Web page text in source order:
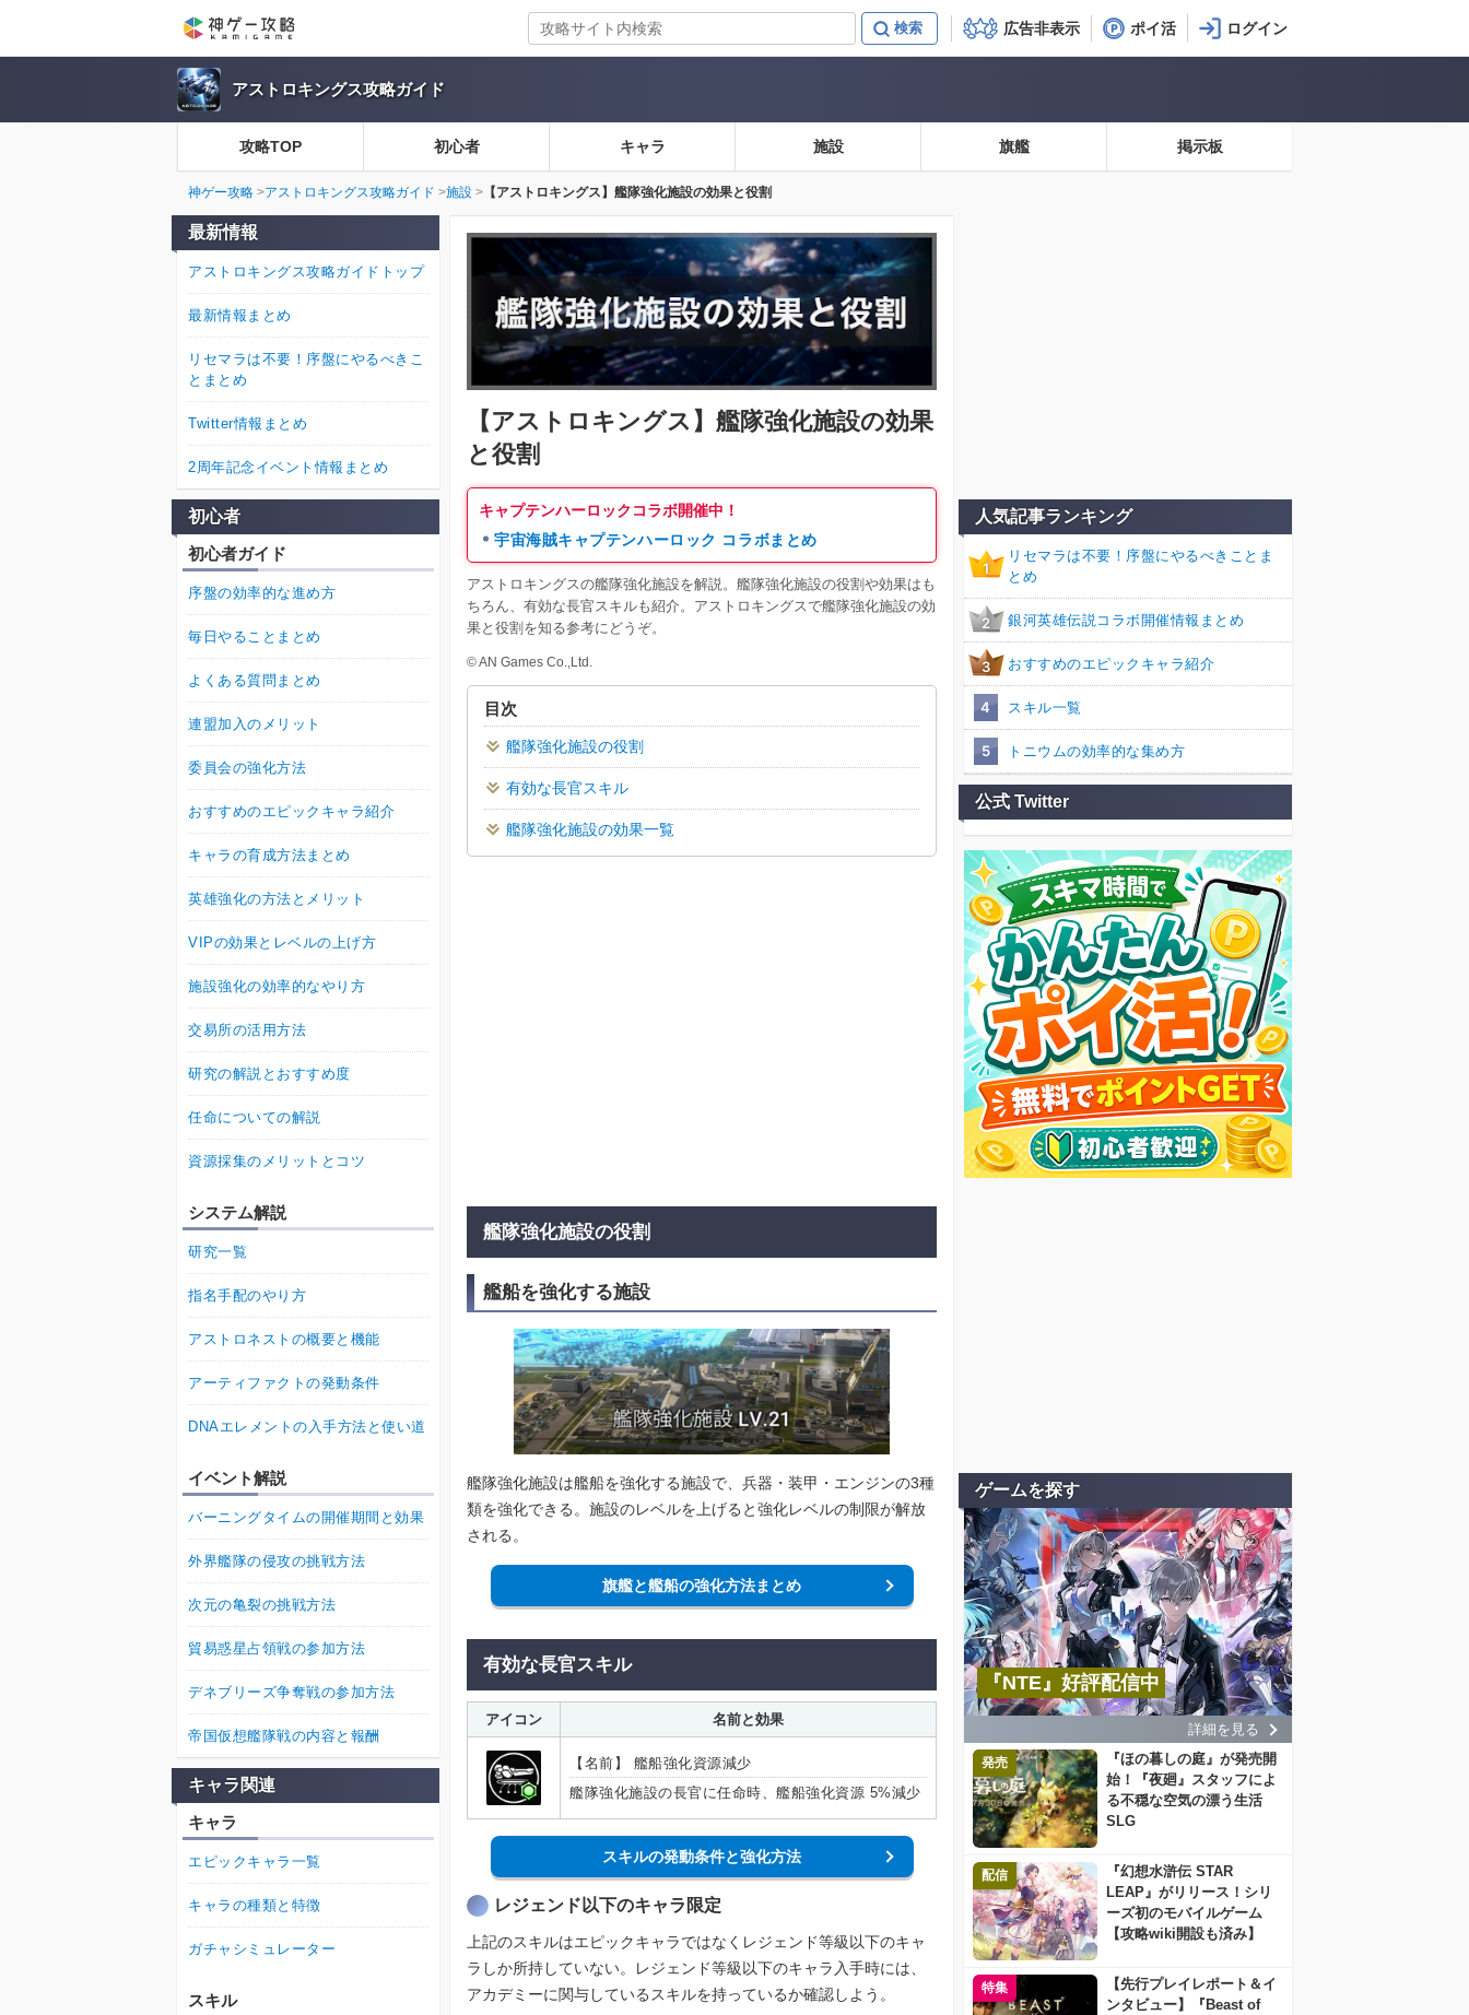
広告非表示 ポイ活
アストロキングス攻略ガイド
攻略TOP 初心者 キャラ 施設 旗艦 掲示板
神ゲー攻略 アストロキングス攻略ガイド 施設 【アストロキングス】艦隊強化施設の効果と役割
【アストロキングス】 艦隊強化施設の効果
と役割
キャプテンハーロックコラボ開催中！
宇宙海賊キャプテンハーロック コラボまとめ
アストロキングスの艦隊強化施設を解説。艦隊強化施設の役割や効果はも
ちろん、有効な長官スキルも紹介。アストロキングスで艦隊強化施設の効
果と役割を知る参考にどうぞ。
© AN Games Co.,Ltd.
目次
艦隊強化施設の役割
有効な長官スキル
艦隊強化施設の効果一覧
艦隊強化施設の役割
艦船を強化する施設
艦隊強化施設は艦船を強化する施設で、兵器・装甲・エンジンの3種
類を強化できる。施設のレベルを上げると強化レベルの制限が解放
される。
旗艦と艦船の強化方法まとめ
有効な長官スキル
アイコン 名前と効果
【名前】 艦船強化資源減少
艦隊強化施設の長官に任命時、艦船強化資源 5%減少
スキルの発動条件と強化方法
レジェンド以下のキャラ限定
上記のスキルはエピックキャラではなくレジェンド等級以下のキャ
ラしか所持していない。レジェンド等級以下のキャラ入手時には、
アカデミーに関与しているスキルを持っているか確認しよう。
人気記事ランキング
1
リセマラは不要！序盤にやるべきことま
とめ
2 銀河英雄伝説コラボ開催情報まとめ
3 おすすめのエピックキャラ紹介
4 スキル一覧
5 トニウムの効率的な集め方
公式 Twitter
ゲームを探す
『NTE』好評配信中
詳細を見る
発売
『ほの暮しの庭』が発売開
始！『夜廻』スタッフによ
る不穏な空気の漂う生活
SLG
配信
『幻想水滸伝 STAR
LEAP』がリリース！シリ
ーズ初のモバイルゲーム
【攻略wiki開設も済み】
特集
【先行プレイレポート＆イ
ンタビュー】『Beast of
最新情報
アストロキングス攻略ガイドトップ
最新情報まとめ
リセマラは不要！序盤にやるべきこ
とまとめ
Twitter情報まとめ
2周年記念イベント情報まとめ
初心者
初心者ガイド
序盤の効率的な進め方
毎日やることまとめ
よくある質問まとめ
連盟加入のメリット
委員会の強化方法
おすすめのエピックキャラ紹介
キャラの育成方法まとめ
英雄強化の方法とメリット
VIPの効果とレベルの上げ方
施設強化の効率的なやり方
交易所の活用方法
研究の解説とおすすめ度
任命についての解説
資源採集のメリットとコツ
システム解説
研究一覧
指名手配のやり方
アストロネストの概要と機能
アーティファクトの発動条件
DNAエレメントの入手方法と使い道
イベント解説
バーニングタイムの開催期間と効果
外界艦隊の侵攻の挑戦方法
次元の亀裂の挑戦方法
貿易惑星占領戦の参加方法
デネブリーズ争奪戦の参加方法
帝国仮想艦隊戦の内容と報酬
キャラ関連
キャラ
エピックキャラ一覧
キャラの種類と特徴
ガチャシミュレーター
スキル